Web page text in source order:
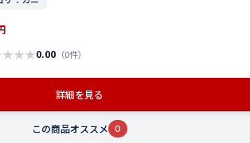
★★★0.00 （0件）
詳細を見る
この商品オススメ 0